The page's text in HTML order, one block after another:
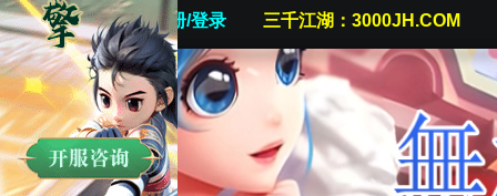
首页 发帖/注册/登录 三千江湖：3000JH.COM